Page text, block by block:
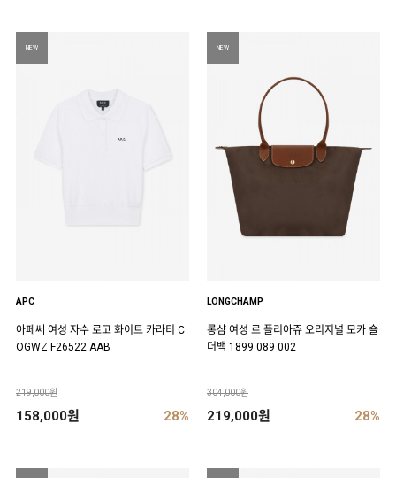
NEW
APC
아페쎄 여성 자수 로고 화이트 카라티 C
OGWZ F26522 AAB
219,000원
158,000원 28%
NEW
LONGCHAMP
롱샴 여성 르 플리아쥬 오리지널 모카 숄
더백 1899 089 002
304,000원
219,000원 28%